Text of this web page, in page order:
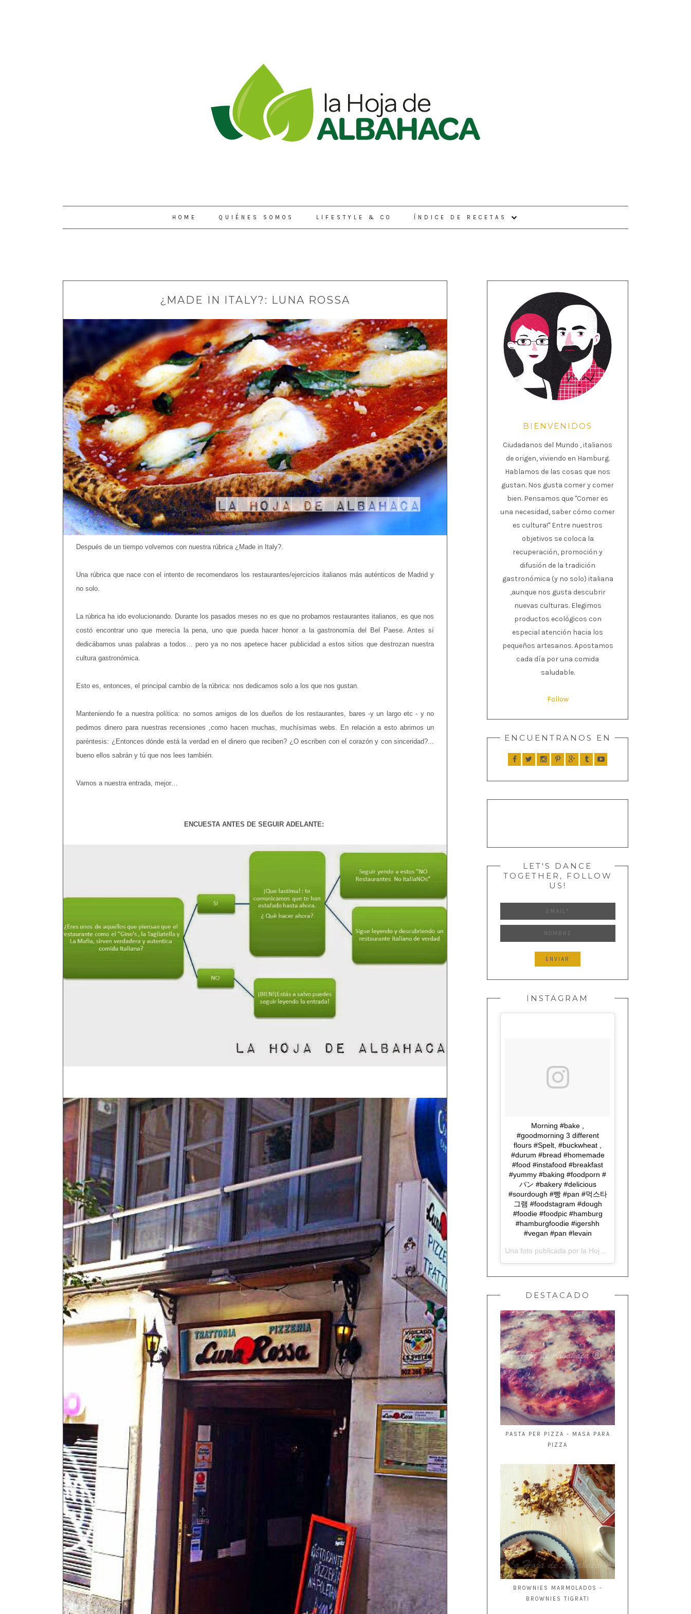
HOME QUIÉNES SOMOS LIFESTYLE & CO ÍNDICE DE RECETAS
¿MADE IN ITALY?: LUNA ROSSA
Después de un tiempo volvemos con nuestra rúbrica ¿Made in Italy?.
Una rúbrica que nace con el intento de recomendaros los restaurantes/ejercicios italianos más auténticos de Madrid y
no solo.
La rúbrica ha ido evolucionando. Durante los pasados meses no es que no probamos restaurantes italianos, es que nos
costó encontrar uno que merecía la pena, uno que pueda hacer honor a la gastronomía del Bel Paese. Antes sí
dedicábamos unas palabras a todos… pero ya no nos apetece hacer publicidad a estos sitios que destrozan nuestra
cultura gastronómica.
Esto es, entonces, el principal cambio de la rúbrica: nos dedicamos solo a los que nos gustan.
Manteniendo fe a nuestra política: no somos amigos de los dueños de los restaurantes, bares -y un largo etc - y no
pedimos dinero para nuestras recensiones ,como hacen muchas, muchísimas webs. En relación a esto abrimos un
paréntesis: ¿Entonces dónde está la verdad en el dinero que reciben? ¿O escriben con el corazón y con sinceridad?...
bueno ellos sabrán y tú que nos lees también.
Vamos a nuestra entrada, mejor…
ENCUESTA ANTES DE SEGUIR ADELANTE:
BIENVENIDOS
Ciudadanos del Mundo , italianos
de origen, viviendo en Hamburg.
Hablamos de las cosas que nos
gustan. Nos gusta comer y comer
bien. Pensamos que "Comer es
una necesidad, saber cómo comer
es cultura!" Entre nuestros
objetivos se coloca la
recuperación, promoción y
difusión de la tradición
gastronómica (y no solo) italiana
,aunque nos gusta descubrir
nuevas culturas. Elegimos
productos ecológicos con
especial atención hacia los
pequeños artesanos. Apostamos
cada día por una comida
saludable.
Follow
ENCUENTRANOS EN
LET'S DANCE
TOGETHER, FOLLOW
US!
INSTAGRAM
Morning #bake ,
#goodmorning 3 different
flours #Spelt, #buckwheat ,
#durum #bread #homemade
#food #instafood #breakfast
#yummy #baking #foodporn #
パン #bakery #delicious
#sourdough #빵 #pan #먹스타
그램 #foodstagram #dough
#foodie #foodpic #hamburg
#hamburgfoodie #igershh
#vegan #pan #levain
Una foto publicada por la Hoja de Albahaca (@lahojadealbahaca) el
DESTACADO
PASTA PER PIZZA - MASA PARA
PIZZA
BROWNIES MARMOLADOS -
BROWNIES TIGRATI